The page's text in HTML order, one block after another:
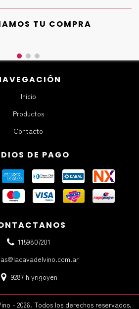
TU COMPRA
Inicio
Productos
Contacto
DE PAGO
1159807201
9287 h yrigoyen
- 2026. Todos los derechos reservados.